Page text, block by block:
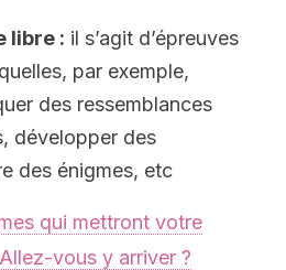
libre : il s’agit d’épreuves
par exemple,
des ressemblances
développer des
des énigmes, etc
qui mettront votre
vous y arriver ?